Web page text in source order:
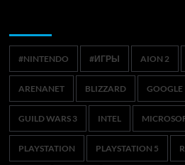
#NINTENDO #ИГРЫ AION 2
ARENANET BLIZZARD GOOGLE
GUILD WARS 3 INTEL
PLAYSTATION PLAYSTATION 5